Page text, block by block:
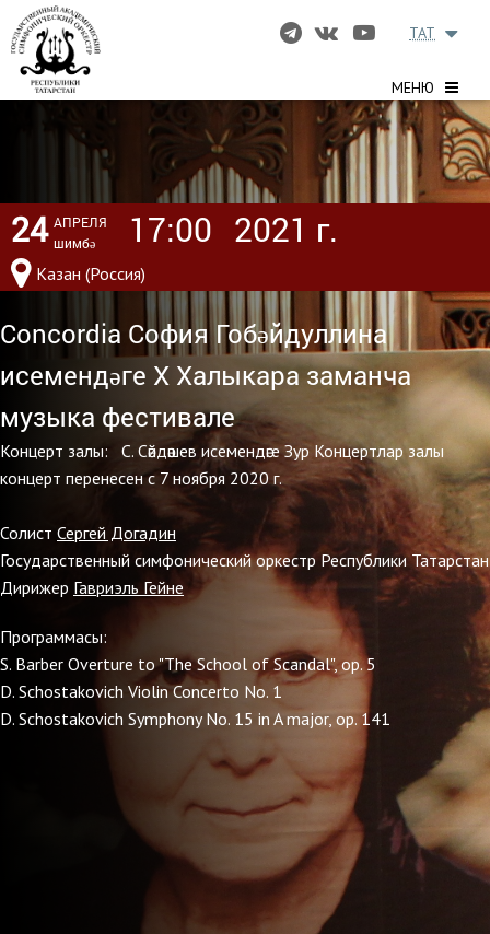
МЕНЮ
TAT
24 АПРЕЛЯ
шимбә
17:00 2021 г.
Казан (Россия)
Concordia София Гобәйдуллина
исемендәге Х Халыкара заманча
музыка фестивале
Концерт залы: С. Сәйдәшев исемендәге Зур Концертлар залы
концерт перенесен с 7 ноября 2020 г.
Солист Сергей Догадин
Государственный симфонический оркестр Республики Татарстан
Дирижер Гавриэль Гейне
Программасы:
S. Barber Overture to "The School of Scandal", op. 5
D. Schostakovich Violin Concerto No. 1
D. Schostakovich Symphony No. 15 in A major, op. 141